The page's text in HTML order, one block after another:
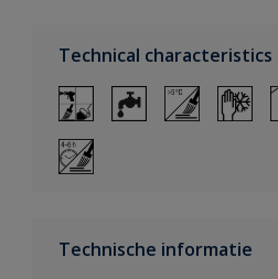
Technical characteristics
Technische informatie